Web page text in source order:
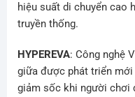
hiệu suất di chuyển cao
truyền thống.
HYPEREVA: Công nghệ
giữa được phát triển mới
giảm sốc khi người chơi